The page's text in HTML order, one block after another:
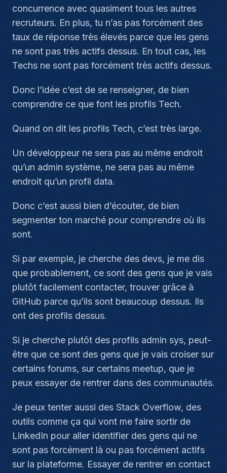
concurrence avec quasiment tous les autres
recruteurs. En plus, tu n’as pas forcément des
taux de réponse très élevés parce que les gens
ne sont pas très actifs dessus. En tout cas, les
Techs ne sont pas forcément très actifs dessus.
Donc l’idée c’est de se renseigner, de bien
comprendre ce que font les profils Tech.
Quand on dit les profils Tech, c’est très large.
Un développeur ne sera pas au même endroit
qu’un admin système, ne sera pas au même
endroit qu’un profil data.
Donc c’est aussi bien d’écouter, de bien
segmenter ton marché pour comprendre où ils
sont.
Si par exemple, je cherche des devs, je me dis
que probablement, ce sont des gens que je vais
plutôt facilement contacter, trouver grâce à
GitHub parce qu’ils sont beaucoup dessus. Ils
ont des profils dessus.
Si je cherche plutôt des profils admin sys, peut-
être que ce sont des gens que je vais croiser sur
certains forums, sur certains meetup, que je
peux essayer de rentrer dans des communautés.
Je peux tenter aussi des Stack Overflow, des
outils comme ça qui vont me faire sortir de
LinkedIn pour aller identifier des gens qui ne
sont pas forcément là ou pas forcément actifs
sur la plateforme. Essayer de rentrer en contact